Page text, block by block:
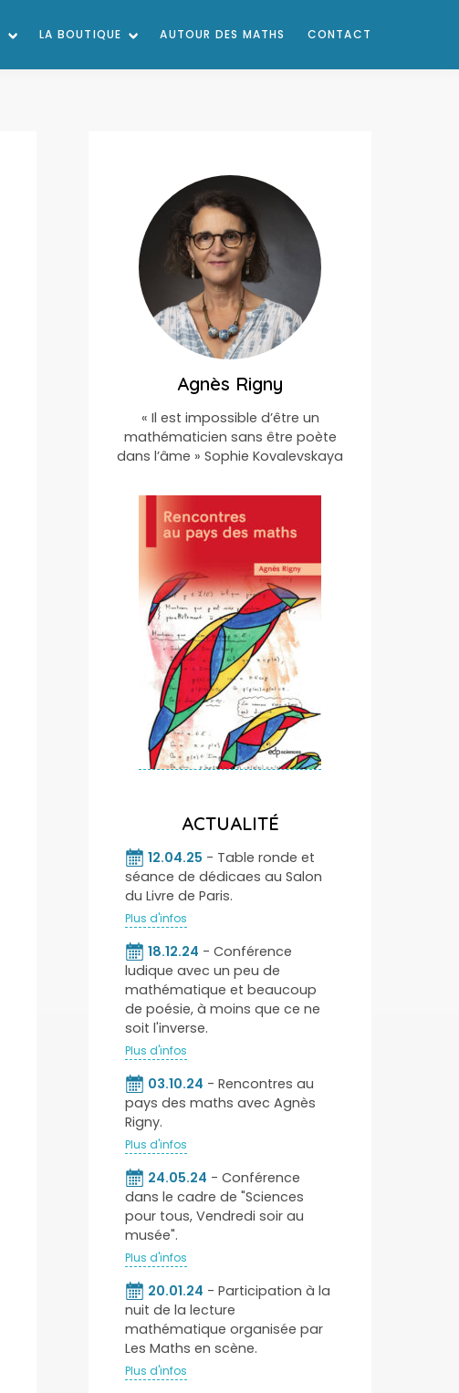
LA BOUTIQUE AUTOUR DES MATHS CONTACT
Agnès Rigny
« Il est impossible d’être un
mathématicien sans être poète
dans l’âme » Sophie Kovalevskaya
ACTUALITÉ
12.04.25 - Table ronde et
séance de dédicaes au Salon
du Livre de Paris.
Plus d'infos
18.12.24 - Conférence
ludique avec un peu de
mathématique et beaucoup
de poésie, à moins que ce ne
soit l'inverse.
Plus d'infos
03.10.24 - Rencontres au
pays des maths avec Agnès
Rigny.
Plus d'infos
24.05.24 - Conférence
dans le cadre de "Sciences
pour tous, Vendredi soir au
musée".
Plus d'infos
20.01.24 - Participation à la
nuit de la lecture
mathématique organisée par
Les Maths en scène.
Plus d'infos